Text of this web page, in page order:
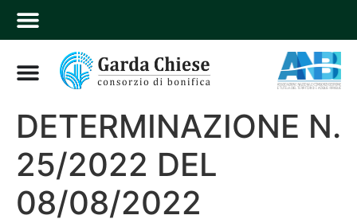
DETERMINAZIONE N.
25/2022 DEL
08/08/2022